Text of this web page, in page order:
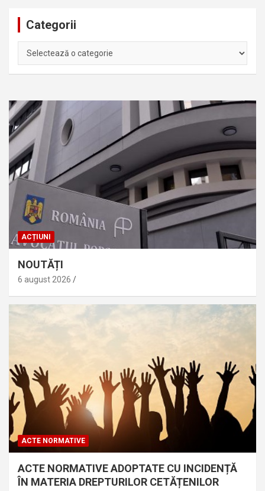
Categorii
ACȚIUNI
NOUTĂȚI
6 august 2026
ACTE NORMATIVE
ACTE NORMATIVE ADOPTATE CU INCIDENȚĂ
ÎN MATERIA DREPTURILOR CETĂȚENILOR